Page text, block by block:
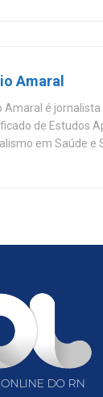
Amaral
Amaral é
de Estudos
em Saúde e